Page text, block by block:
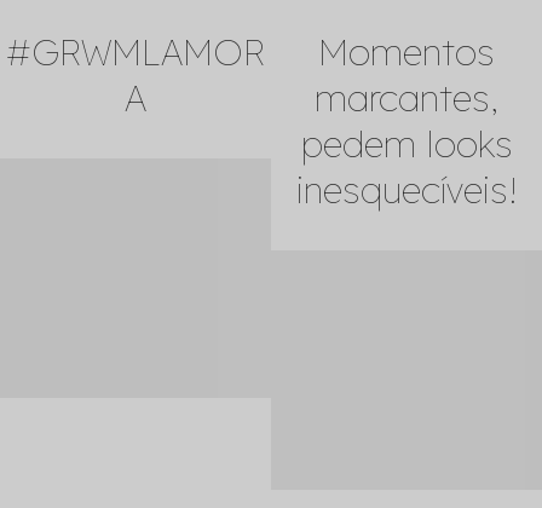
#GRWMLAMOR
A
Momentos
marcantes,
pedem looks
inesquecíveis!